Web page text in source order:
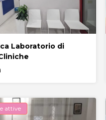
Laboratorio di
attive